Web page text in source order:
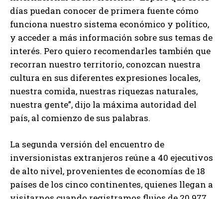
días puedan conocer de primera fuente cómo
funciona nuestro sistema económico y político,
y acceder a más información sobre sus temas de
interés. Pero quiero recomendarles también que
recorran nuestro territorio, conozcan nuestra
cultura en sus diferentes expresiones locales,
nuestra comida, nuestras riquezas naturales,
nuestra gente”, dijo la máxima autoridad del
país, al comienzo de sus palabras.
La segunda versión del encuentro de
inversionistas extranjeros reúne a 40 ejecutivos
de alto nivel, provenientes de economías de 18
países de los cinco continentes, quienes llegan a